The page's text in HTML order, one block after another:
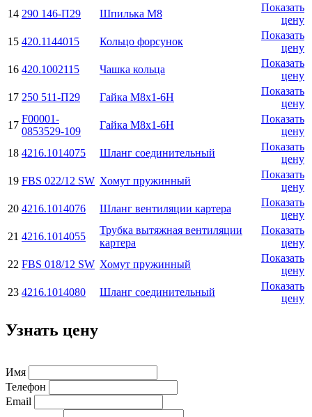
14 290 146-П29 Шпилька M8
Показать
цену
15 420.1144015 Кольцо форсунок
Показать
цену
16 420.1002115 Чашка кольца
Показать
цену
17 250 511-П29 Гайка М8х1-6H
Показать
цену
17
F00001-
0853529-109
Гайка М8х1-6H
Показать
цену
18 4216.1014075 Шланг соединительный
Показать
цену
19 FBS 022/12 SW Хомут пружинный
Показать
цену
20 4216.1014076 Шланг вентиляции картера
Показать
цену
21 4216.1014055
Трубка вытяжная вентиляции
картера
Показать
цену
22 FBS 018/12 SW Хомут пружинный
Показать
цену
23 4216.1014080 Шланг соединительный
Показать
цену
Узнать цену
Имя
Телефон
Email